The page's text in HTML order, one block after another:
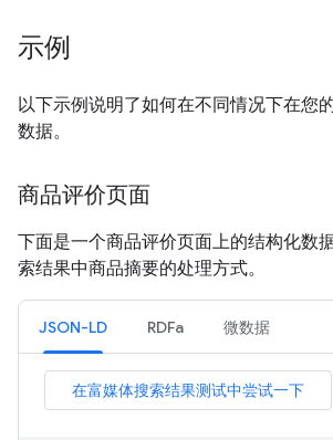
示例
以下示例说明了如何在不同情况下在您
数据。
商品评价页面
下面是一个商品评价页面上的结构化数
索结果中商品摘要的处理方式。
JSON-LD RDFa 微数据